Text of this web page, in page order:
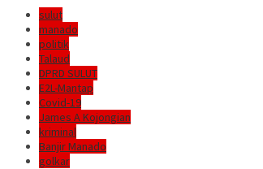
sulut
manado
politik
Talaud
DPRD SULUT
E2L-Mantap
Covid-19
James A Kojongian
kriminal
Banjir Manado
golkar